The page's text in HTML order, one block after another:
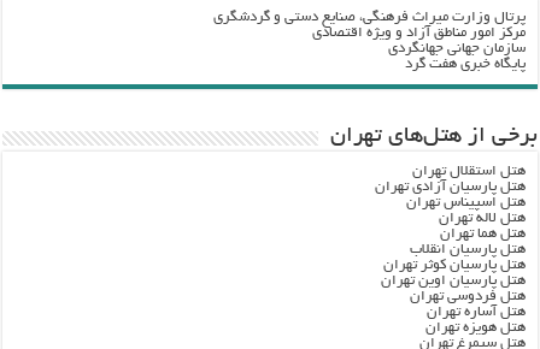
پرتال وزارت ميراث فرهنگي، صنایع دستی و گردشگري
مرکز امور مناطق آزاد و ویژه اقتصادی
سازمان جهانی جهانگردی
پایگاه خبری هفت گرد
برخی از هتل‌های تهران
هتل استقلال تهران
هتل پارسیان آزادی تهران
هتل اسپیناس تهران
هتل لاله تهران
هتل هما تهران
هتل پارسیان انقلاب
هتل پارسیان کوثر تهران
هتل پارسیان اوین تهران
هتل فردوسی تهران
هتل آساره تهران
هتل هویزه تهران
هتل سیمرغ تهران